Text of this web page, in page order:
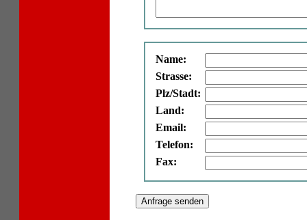
Name:
Strasse:
Plz/Stadt:
Land:
Email:
Telefon:
Fax: